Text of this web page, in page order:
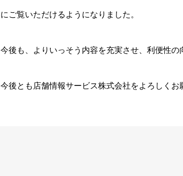
にご覧いただけるようになりました。
今後も、よりいっそう内容を充実させ、利便性の
今後とも店舗情報サービス株式会社をよろしくお